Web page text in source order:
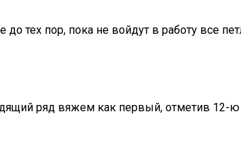
тех пор, пока не войдут в работу все
ряд вяжем как первый, отметив 12-